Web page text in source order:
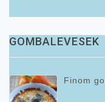
GOMBALEVESEK
Finom